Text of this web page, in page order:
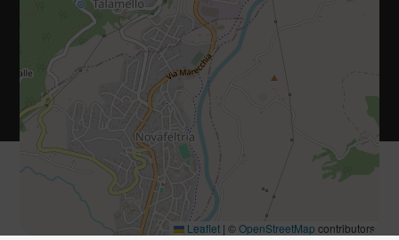
Leaflet | ©OpenStreetMap contributors
P.IVA 01073470419
Privacy policy
Cookie policy
Diritti riservati 2025 - 2026
Sito realizzato da IDlab